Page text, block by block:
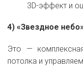
3D-эффект и
4) «Звездное
Это —
потолка и